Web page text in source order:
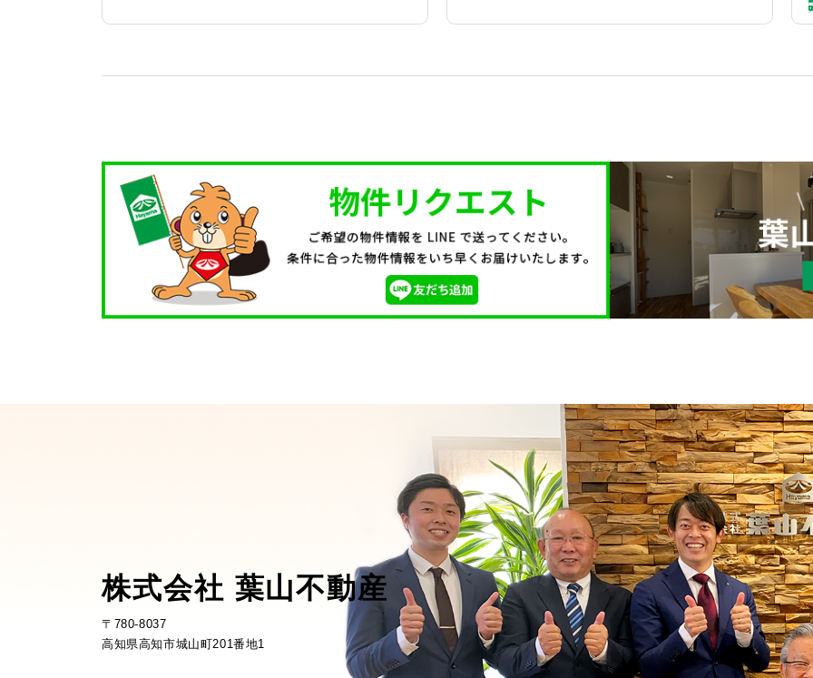
株式会社 葉山不動産
〒780-8037
高知県高知市城山町201番地1